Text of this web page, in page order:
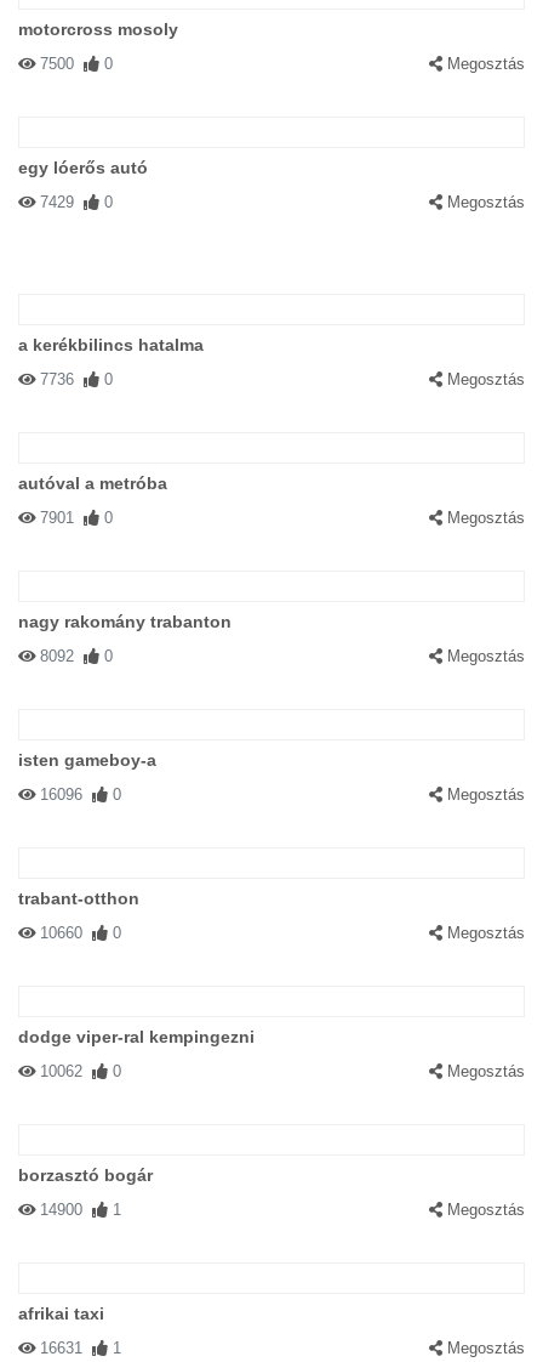
motorcross mosoly
7500 0 Megosztás
egy lóerős autó
7429 0 Megosztás
a kerékbilincs hatalma
7736 0 Megosztás
autóval a metróba
7901 0 Megosztás
nagy rakomány trabanton
8092 0 Megosztás
isten gameboy-a
16096 0 Megosztás
trabant-otthon
10660 0 Megosztás
dodge viper-ral kempingezni
10062 0 Megosztás
borzasztó bogár
14900 1 Megosztás
afrikai taxi
16631 1 Megosztás